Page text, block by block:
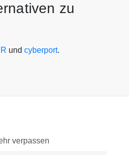
zu
und cyberport.
verpassen